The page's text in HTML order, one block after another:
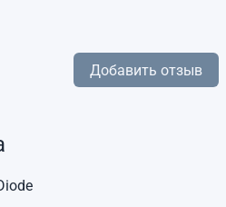
Добавить отзыв